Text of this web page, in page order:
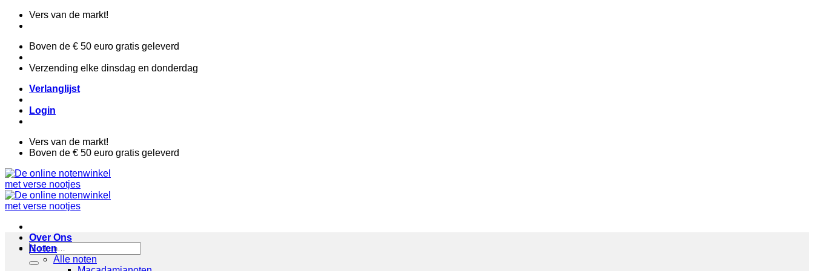
naar
Vers van de markt!
Boven de € 50 euro gratis geleverd
Verzending elke dinsdag en donderdag
Verlanglijst
Login
Vers van de markt!
Boven de € 50 euro gratis geleverd
Zoeken
naar:
Over Ons
Noten
Alle noten